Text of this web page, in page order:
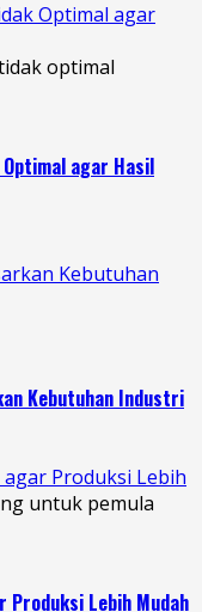
Optimal agar
agar Hasil
Kebutuhan
Kebutuhan Industri
Produksi Lebih
Produksi Lebih Mudah